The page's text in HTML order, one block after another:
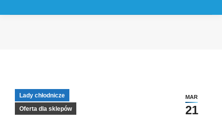
MAR
21
Lady chłodnicze
Oferta dla sklepów